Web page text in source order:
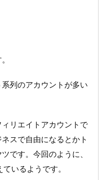
列のアカウントが多い
リエイトアカウントで
スで自由になるとかト
です。今回のように、
いるようです。